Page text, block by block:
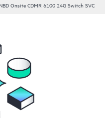
Onsite CDMR 6100 24G Switch SVC